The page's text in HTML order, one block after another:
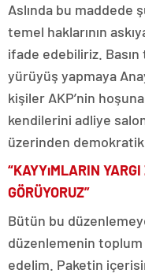
Aslında bu maddede
temel haklarının
ifade edebiliriz. Basın
yürüyüş yapmaya
kişiler AKP’nin
kendilerini adliye
üzerinden
“KAYYıMLARIN
GÖRÜYORUZ”
Bütün bu
düzenlemenin toplum
edelim. Paketin